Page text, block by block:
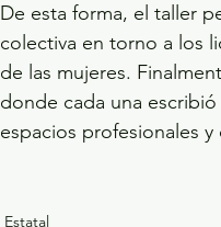
De esta forma, el taller
colectiva en torno a los
de las mujeres.
donde cada una
espacios profesionales
Estatal